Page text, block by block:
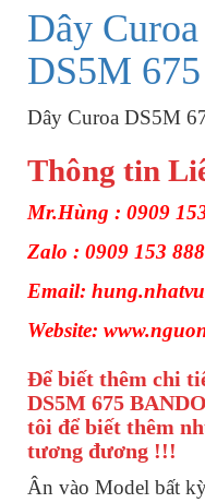
Dây
DS5M
Dây Curoa DS5M
Thông tin
Mr.Hùng : 0909
Zalo : 0909 153 888
Email:
Website:
Để biết thêm chi
DS5M 675
tôi để biết thêm
tương đương !!!
Ân vào Model bất